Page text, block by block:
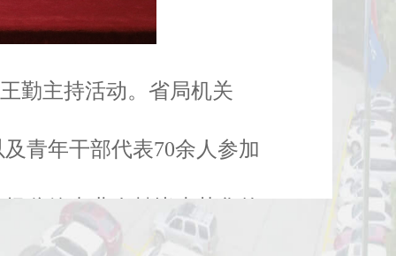
勤主持活动。省局机关
青年干部代表70余人参加
监管事业奉献毕生芳华的